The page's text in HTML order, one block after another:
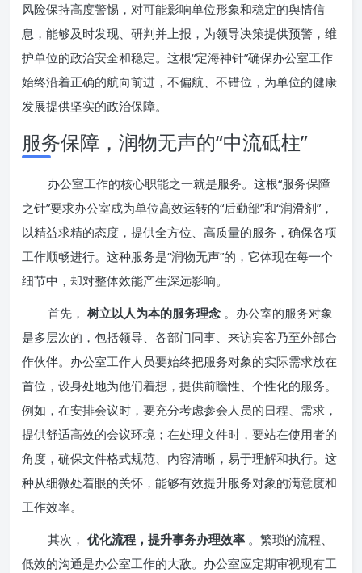
风险保持高度警惕，对可能影响单位形象和稳定的舆情信
息，能够及时发现、研判并上报，为领导决策提供预警，维
护单位的政治安全和稳定。这根“定海神针”确保办公室工作
始终沿着正确的航向前进，不偏航、不错位，为单位的健康
发展提供坚实的政治保障。
服务保障，润物无声的“中流砥柱”
办公室工作的核心职能之一就是服务。这根“服务保障
之针”要求办公室成为单位高效运转的“后勤部”和“润滑剂”，
以精益求精的态度，提供全方位、高质量的服务，确保各项
工作顺畅进行。这种服务是“润物无声”的，它体现在每一个
细节中，却对整体效能产生深远影响。
首先， 树立以人为本的服务理念 。办公室的服务对象
是多层次的，包括领导、各部门同事、来访宾客乃至外部合
作伙伴。办公室工作人员要始终把服务对象的实际需求放在
首位，设身处地为他们着想，提供前瞻性、个性化的服务。
例如，在安排会议时，要充分考虑参会人员的日程、需求，
提供舒适高效的会议环境；在处理文件时，要站在使用者的
角度，确保文件格式规范、内容清晰，易于理解和执行。这
种从细微处着眼的关怀，能够有效提升服务对象的满意度和
工作效率。
其次， 优化流程，提升事务办理效率 。繁琐的流程、
低效的沟通是办公室工作的大敌。办公室应定期审视现有工